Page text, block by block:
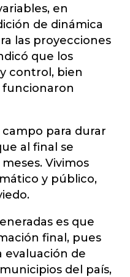
en
de dinámica
las proyecciones
que los
control, bien
funcionaron
para durar
al final se
Vivimos
y público,
es que
final, pues
evaluación de
del país,